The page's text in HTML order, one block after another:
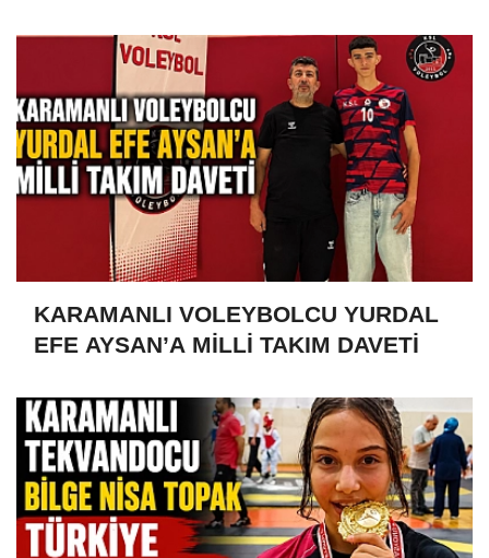
KARAMANLI VOLEYBOLCU YURDAL
EFE AYSAN’A MİLLİ TAKIM DAVETİ